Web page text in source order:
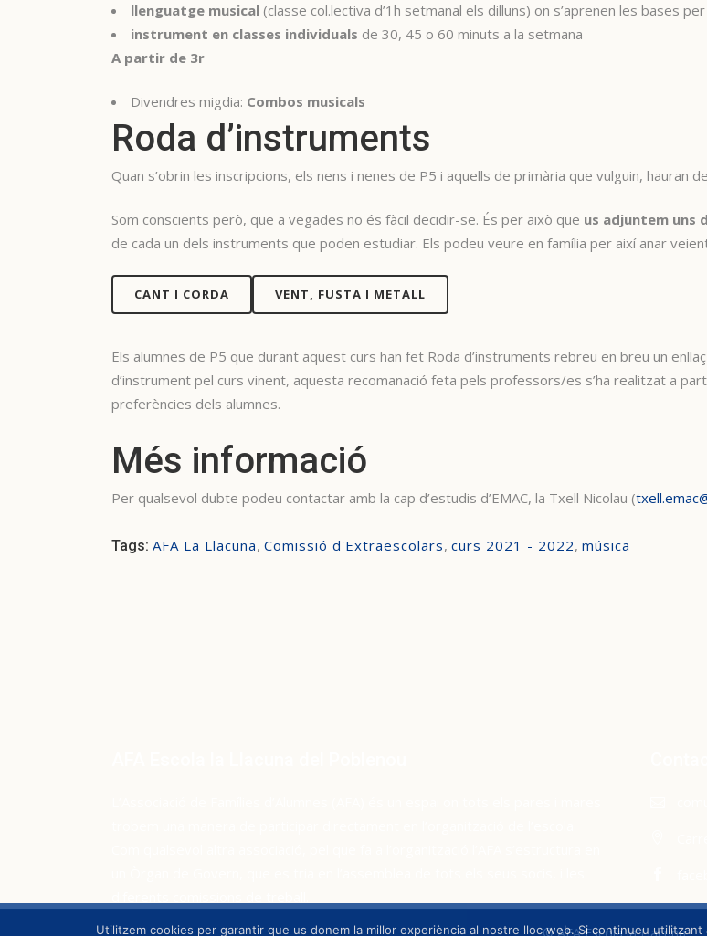
llenguatge musical (classe col.lectiva d’1h setmanal els dilluns) on s’aprenen les bases
instrument en classes individuals de 30, 45 o 60 minuts a la setmana
A partir de 3r
Divendres migdia: Combos musicals
Roda d’instruments
Quan s’obrin les inscripcions, els nens i nenes de P5 i aquells de primària que vulguin, hauran
Som conscients però, que a vegades no és fàcil decidir-se. És per això que us adjuntem uns
de cada un dels instruments que poden estudiar. Els podeu veure en família per així anar
CANT I CORDA VENT, FUSTA I METALL
Els alumnes de P5 que durant aquest curs han fet Roda d’instruments rebreu en breu un
d’instrument pel curs vinent, aquesta recomanació feta pels professors/es s’ha realitzat a
preferències dels alumnes.
Més informació
Per qualsevol dubte podeu contactar amb la cap d’estudis d’EMAC, la Txell Nicolau (
Tags: AFA La Llacuna, Comissió d'Extraescolars, curs 2021 - 2022, música
Utilitzem cookies per garantir que us donem la millor experiència al nostre lloc web. Si continueu